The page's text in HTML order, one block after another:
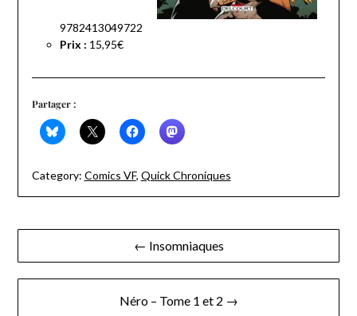
9782413049722
Prix : 15,95€
Partager :
Category: Comics VF, Quick Chroniques
Navigation
de
← Insomniaques
Néro – Tome 1 et 2 →